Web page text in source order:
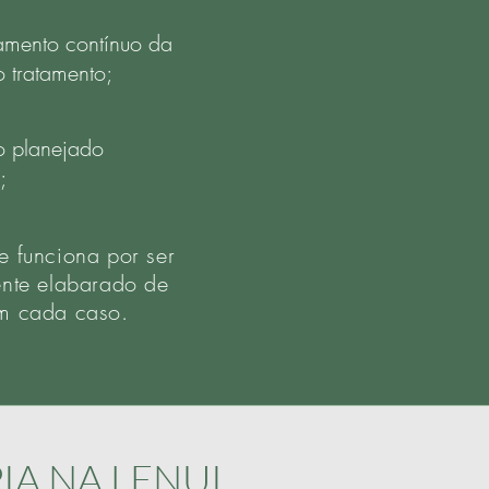
contínuo da
tratamento;
planejado
funciona por ser
elabarado de
cada caso.
NA LENUI